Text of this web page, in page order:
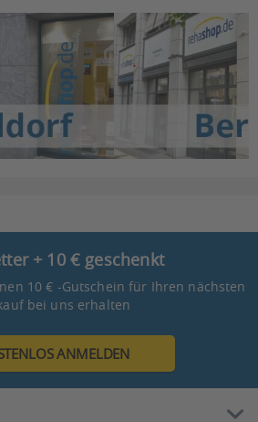
+ 10 € geschenkt
10 € -Gutschein für Ihren nächsten
bei uns erhalten
ANMELDEN